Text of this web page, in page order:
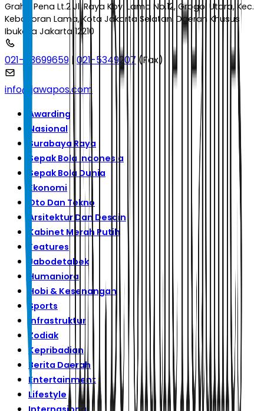
Graha Pena Lt.2 Jl. Raya Kby. Lama No.12, Grogol Utara, Kec.
Kebayoran Lama, Kota Jakarta Selatan, Daerah Khusus
Ibukota Jakarta 12210
021-53699659 | 021-5349207 (Fax)
info@jawapos.com
Awarding
Nasional
Surabaya Raya
Sepak Bola Indonesia
Sepak Bola Dunia
Ekonomi
Oto Dan Tekno
Arsitektur Dan Desain
Kabinet Merah Putih
Features
Jabodetabek
Humaniora
Hobi & Kesenangan
Sports
Infrastruktur
Zodiak
Kepribadian
Berita Daerah
Entertainment
Lifestyle